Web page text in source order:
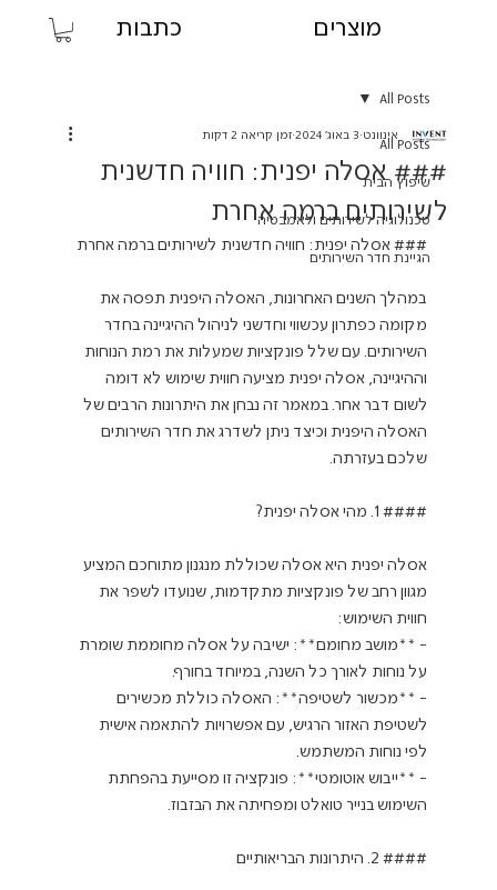
מוצרים כתבות
All Posts
שיפוץ הבית
טכנולוגיה לשירותים ולאמבטיה
הגיינת חדר השירותים
All Posts
### אסלה יפנית: חוויה חדשנית
לשירותים ברמה אחרת
אינוונט 3 באוג׳ 2024 זמן קריאה 2 דקות
### אסלה יפנית: חוויה חדשנית לשירותים ברמה אחרת
במהלך השנים האחרונות, האסלה היפנית תפסה את
מקומה כפתרון עכשווי וחדשני לניהול ההיגיינה בחדר
השירותים. עם שלל פונקציות שמעלות את רמת הנוחות
וההיגיינה, אסלה יפנית מציעה חווית שימוש לא דומה
לשום דבר אחר. במאמר זה נבחן את היתרונות הרבים של
האסלה היפנית וכיצד ניתן לשדרג את חדר השירותים
שלכם בעזרתה.
#### 1. מהי אסלה יפנית?
אסלה יפנית היא אסלה שכוללת מנגנון מתוחכם המציע
מגוון רחב של פונקציות מתקדמות, שנועדו לשפר את
חווית השימוש:
- **מושב מחומם**: ישיבה על אסלה מחוממת שומרת
על נוחות לאורך כל השנה, במיוחד בחורף.
- **מכשור לשטיפה**: האסלה כוללת מכשירים
לשטיפת האזור הרגיש, עם אפשרויות להתאמה אישית
לפי נוחות המשתמש.
- **ייבוש אוטומטי**: פונקציה זו מסייעת בהפחתת
השימוש בנייר טואלט ומפחיתה את הבזבוז.
#### 2. היתרונות הבריאותיים